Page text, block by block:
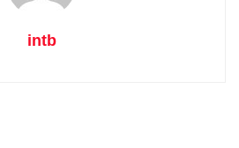
intb